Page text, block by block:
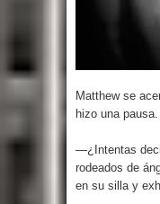
Matthew se
hizo una pausa.
—¿Intentas
rodeados de
en su silla y